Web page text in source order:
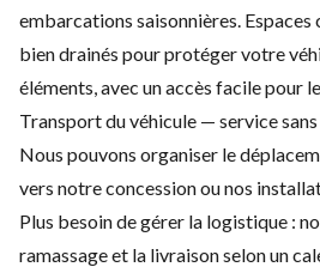
embarcations saisonnières.
bien drainés pour protéger votre
éléments, avec un accès facile pour
Transport du véhicule — service
Nous pouvons organiser le
vers notre concession ou nos
Plus besoin de gérer la logistique :
ramassage et la livraison selon un